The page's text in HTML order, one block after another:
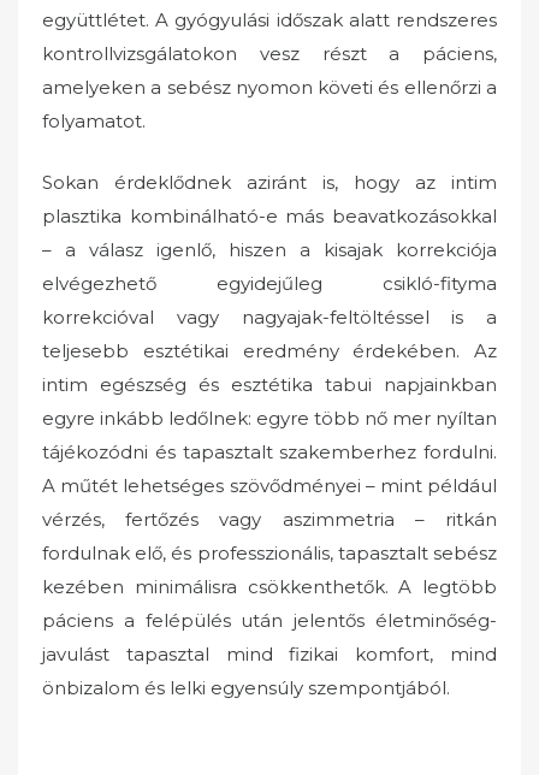
együttlétet. A gyógyulási időszak alatt rendszeres
kontrollvizsgálatokon vesz részt a páciens,
amelyeken a sebész nyomon követi és ellenőrzi a
folyamatot.
Sokan érdeklődnek aziránt is, hogy az intim
plasztika kombinálható-e más beavatkozásokkal
– a válasz igenlő, hiszen a kisajak korrekciója
elvégezhető egyidejűleg csikló-fityma
korrekcióval vagy nagyajak-feltöltéssel is a
teljesebb esztétikai eredmény érdekében. Az
intim egészség és esztétika tabui napjainkban
egyre inkább ledőlnek: egyre több nő mer nyíltan
tájékozódni és tapasztalt szakemberhez fordulni.
A műtét lehetséges szövődményei – mint például
vérzés, fertőzés vagy aszimmetria – ritkán
fordulnak elő, és professzionális, tapasztalt sebész
kezében minimálisra csökkenthetők. A legtöbb
páciens a felépülés után jelentős életminőség-
javulást tapasztal mind fizikai komfort, mind
önbizalom és lelki egyensúly szempontjából.